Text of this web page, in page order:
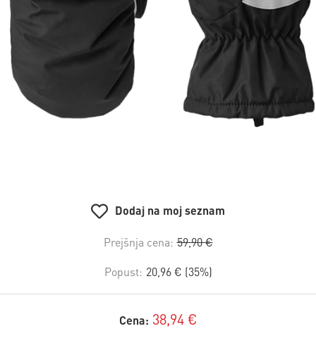
Dodaj na moj seznam
Prejšnja cena: 59,90 €
Popust: 20,96 € (35%)
Cena: 38,94 €